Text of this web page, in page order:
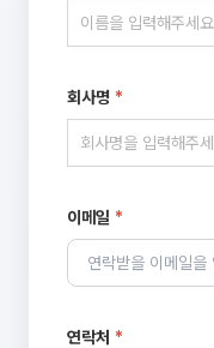
회사명 *
이메일 *
연락처 *